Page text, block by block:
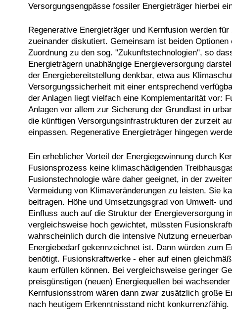
Versorgungsengpässe fossiler Energieträger hierbei
Regenerative Energieträger und Kernfusion werden
zueinander diskutiert. Gemeinsam ist beiden
Zuordnung zu den sog. "Zukunftstechnologien", so
Energieträgern unabhängige Energieversorgung
der Energiebereitstellung denkbar, etwa aus
Versorgungssicherheit mit einer entsprechend
der Anlagen liegt vielfach eine Komplementarität vor:
Anlagen vor allem zur Sicherung der Grundlast in
die künftigen Versorgungsinfrastrukturen der zurzeit
einpassen. Regenerative Energieträger hingegen
Ein erheblicher Vorteil der Energiegewinnung durch
Fusionsprozess keine klimaschädigenden
Fusionstechnologie wäre daher geeignet, in der
Vermeidung von Klimaveränderungen zu leisten. Sie
beitragen. Höhe und Umsetzungsgrad von Umwelt-
Einfluss auch auf die Struktur der Energieversorgung
vergleichsweise hoch gewichtet, müssten
wahrscheinlich durch die intensive Nutzung
Energiebedarf gekennzeichnet ist. Dann würden zum
benötigt. Fusionskraftwerke - eher auf einen
kaum erfüllen können. Bei vergleichsweise geringer
preisgünstigen (neuen) Energiequellen bei
Kernfusionsstrom wären dann zwar zusätzlich große
nach heutigem Erkenntnisstand nicht konkurrenzfähig.